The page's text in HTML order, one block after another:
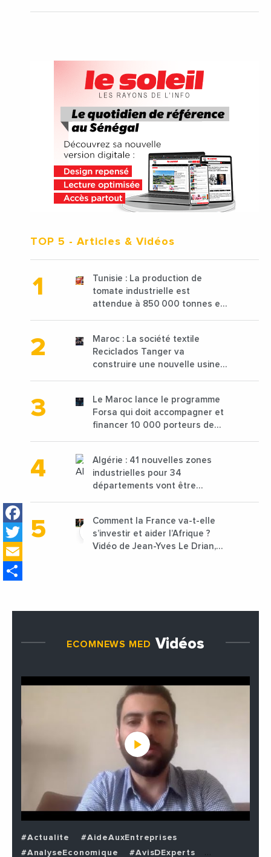
Facebook
Twitter
TOP 5 - Articles & Vidéos
Tunisie : La production de
tomate industrielle est
attendue à 850 000 tonnes en
Maroc : La société textile
Reciclados Tanger va
construire une nouvelle usine
Le Maroc lance le programme
Forsa qui doit accompagner et
financer 10 000 porteurs de
Algérie : 41 nouvelles zones
industrielles pour 34
départements vont être
Comment la France va-t-elle
s’investir et aider l’Afrique ?
Vidéo de Jean-Yves Le Drian,
ECOMNEWS MED Vidéos
#Actualite
#AideAuxEntreprises
#AnalyseEconomique
#AvisDExperts